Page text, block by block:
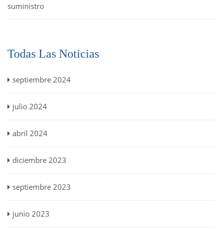
suministro
Todas Las Noticias
septiembre 2024
julio 2024
abril 2024
diciembre 2023
septiembre 2023
junio 2023